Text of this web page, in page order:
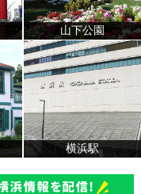
山下公園
横浜駅